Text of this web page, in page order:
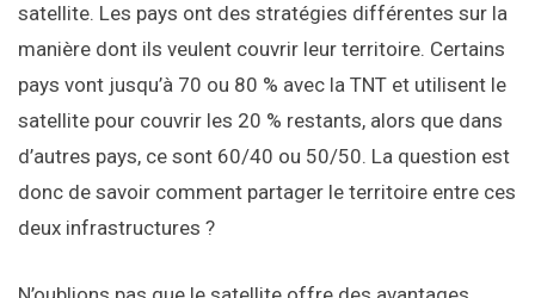
satellite. Les pays ont des stratégies différentes sur la
manière dont ils veulent couvrir leur territoire. Certains
pays vont jusqu’à 70 ou 80 % avec la TNT et utilisent le
satellite pour couvrir les 20 % restants, alors que dans
d’autres pays, ce sont 60/40 ou 50/50. La question est
donc de savoir comment partager le territoire entre ces
deux infrastructures ?